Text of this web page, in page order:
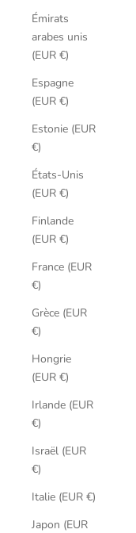
Émirats
arabes unis
(EUR €)
Espagne
(EUR €)
Estonie (EUR
€)
États-Unis
(EUR €)
Finlande
(EUR €)
France (EUR
€)
Grèce (EUR
€)
Hongrie
(EUR €)
Irlande (EUR
€)
Israël (EUR
€)
Italie (EUR €)
Japon (EUR